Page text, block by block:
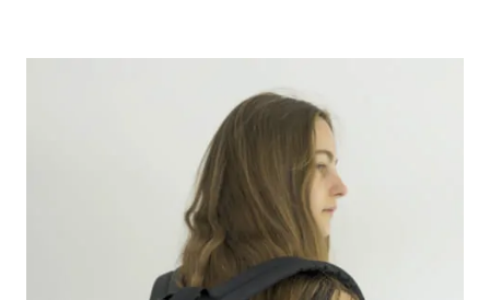
#NEW VINTAGE #マイナーグッド図鑑
#MONTHLY JOURNAL
#フイナムのYouTube
#FOCUS IT #AH.H
#FASHION #MUSIC #MOVIE
#SNEAKER #OUTDOOR
#HANDSOME HANDBOOK